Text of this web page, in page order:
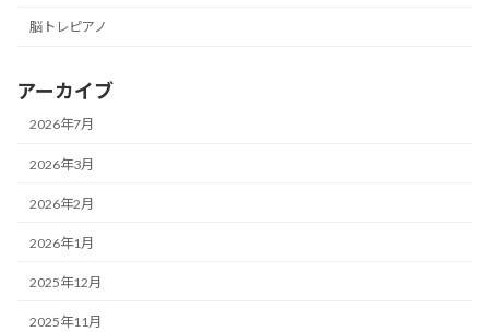
脳トレピアノ
アーカイブ
2026年7月
2026年3月
2026年2月
2026年1月
2025年12月
2025年11月